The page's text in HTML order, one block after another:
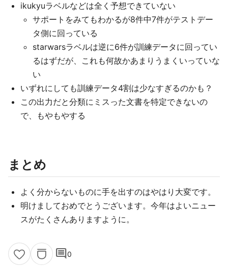
ikukyuラベルなどは全く予想できていない
サポートをみてもわかるが8件中7件がテストデー
タ側に回っている
starwarsラベルは逆に6件が訓練データに回ってい
るはずだが、これも何故かあまりうまくいっていな
い
いずれにしても訓練データ4割は少なすぎるのかも？
この出力だと分類にミスった文書を特定できないの
で、もやもやする
まとめ
よく分からないものに手を出すのはやはり大変です。
明けましておめでとうございます。今年はよいニュー
スがたくさんありますように。
comment0